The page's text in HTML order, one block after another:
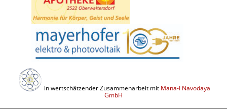
in wertschätzender Zusammenarbeit mit Mana-I Navodaya
GmbH